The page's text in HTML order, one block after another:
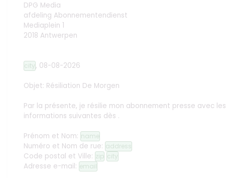
DPG Media
afdeling Abonnementendienst
Mediaplein 1
2018 Antwerpen
city, 08-08-2026
Objet: Résiliation De Morgen
Par la présente, je résilie mon abonnement presse avec les
informations suivantes dès .
Prénom et Nom: name
Numéro et Nom de rue: address
Code postal et Ville: zip city
Adresse e-mail: email